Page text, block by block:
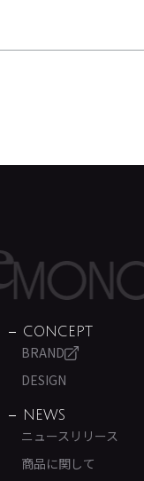
CONCEPT
BRAND
DESIGN
NEWS
ニュースリリース
商品に関して